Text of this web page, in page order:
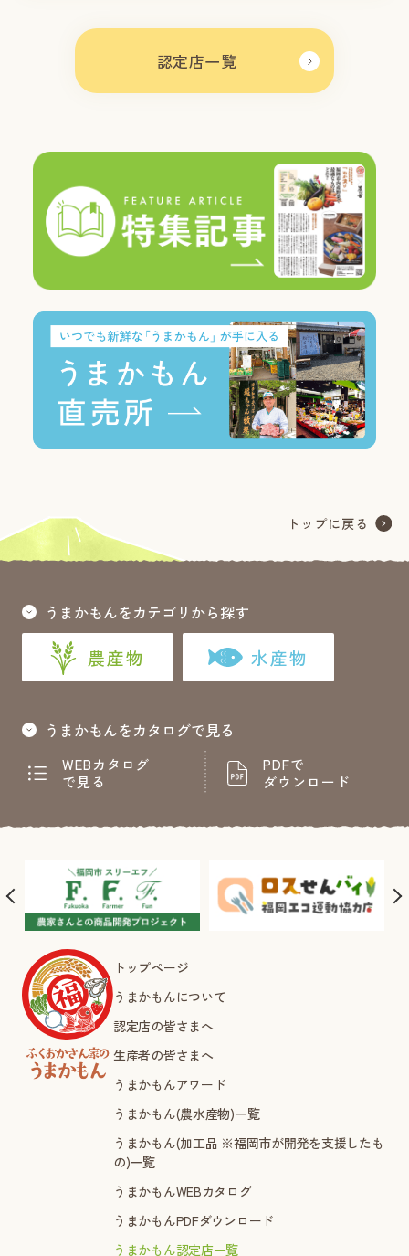
認定店一覧
うまかもんをカテゴリから探す
農産物 水産物
うまかもんをカタログで見る
WEBカタログ
で見る
PDFで
ダウンロード
トップページ
うまかもんについて
認定店の皆さまへ
生産者の皆さまへ
うまかもんアワード
うまかもん(農水産物)一覧
うまかもん(加工品 ※福岡市が開発を支援したも
の)一覧
うまかもんWEBカタログ
うまかもんPDFダウンロード
うまかもん認定店一覧